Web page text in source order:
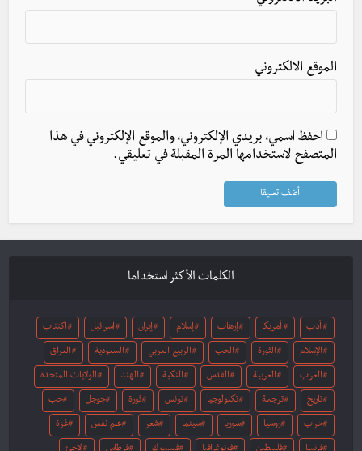
الموقع الالكتروني
احفظ اسمي، بريدي الإلكتروني، والموقع الإلكتروني في هذا
المتصفح لاستخدامها المرة المقبلة في تعليقي.
الكلمات الأكثر استخداما
أدب أمريكا إرهاب إسلام إيران اسرائيل اكتئاب
الإسلام الثورة الحب الربيع العربي السعودية العراق
العرب العربية القدس النكبة الهند الولايات المتحدة
تاريخ ترجمة تكنولوجيا تونس ثورة جوجل حب
حرب روسيا سوريا سينما شعر علم نفس غزة